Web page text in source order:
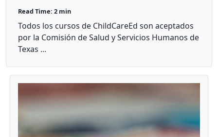
Read Time: 2 min
Todos los cursos de ChildCareEd son aceptados
por la Comisión de Salud y Servicios Humanos de
Texas ...